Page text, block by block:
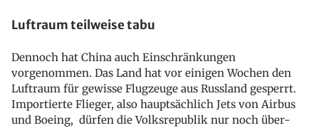
Luftraum teilweise tabu
Dennoch hat China auch Einschränkungen
vorgenommen. Das Land hat vor einigen Wochen den
Luftraum für gewisse Flugzeuge aus Russland gesperrt.
Importierte Flieger, also hauptsächlich Jets von Airbus
und Boeing, dürfen die Volksrepublik nur noch über-